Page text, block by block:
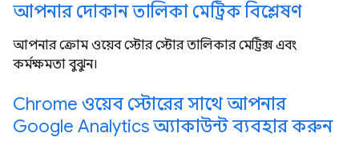
আপনার দোকান তালিকা মেট্রিক বিশ্লেষণ
আপনার ক্রোম ওয়েব স্টোর স্টোর তালিকার মেট্রিক্স এবং
কর্মক্ষমতা বুঝুন।
Chrome ওয়েব স্টোরের সাথে আপনার
Google Analytics অ্যাকাউন্ট ব্যবহার করুন